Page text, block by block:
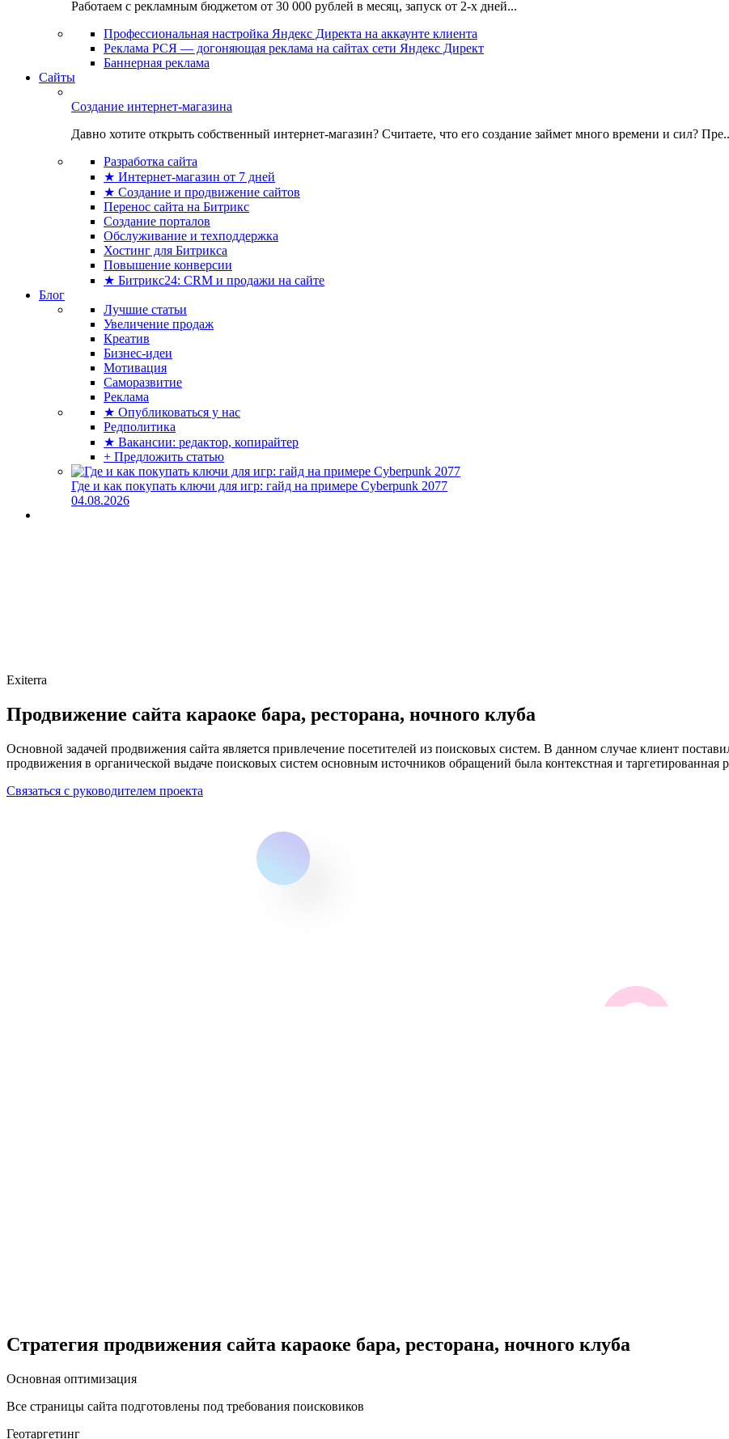
Работаем с рекламным бюджетом от 30 000 рублей в месяц, запуск от 2-х дней...
Профессиональная настройка Яндекс Директа на аккаунте клиента
Реклама РСЯ — догоняющая реклама на сайтах сети Яндекс Директ
Баннерная реклама
Сайты
Создание интернет-магазина
Давно хотите открыть собственный интернет-магазин? Считаете, что его создание займет много времени и сил?
Разработка сайта
★ Интернет-магазин от 7 дней
★ Создание и продвижение сайтов
Перенос сайта на Битрикс
Создание порталов
Обслуживание и техподдержка
Хостинг для Битрикса
Повышение конверсии
★ Битрикс24: CRM и продажи на сайте
Блог
Лучшие статьи
Увеличение продаж
Креатив
Бизнес-идеи
Мотивация
Саморазвитие
Реклама
★ Опубликоваться у нас
Редполитика
★ Вакансии: редактор, копирайтер
+ Предложить статью
Где и как покупать ключи для игр: гайд на примере Cyberpunk 2077
04.08.2026
Exiterra
Продвижение сайта караоке бара, ресторана, ночного клуба
Основной задачей продвижения сайта является привлечение посетителей из поисковых систем. В данном случае клиент
продвижения в органической выдаче поисковых систем основным источников обращений была контекстная и таргетированная
Связаться с руководителем проекта
Стратегия продвижения сайта караоке бара, ресторана, ночного клуба
Основная оптимизация
Все страницы сайта подготовлены под требования поисковиков
Геотаргетинг